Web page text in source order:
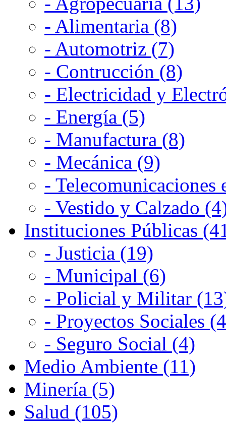
- Alimentaria (8)
- Automotriz (7)
- Contrucción (8)
- Electricidad y
- Energía (5)
- Manufactura (8)
- Mecánica (9)
-
- Vestido y Calzado
Instituciones Públicas
- Justicia (19)
- Municipal (6)
- Policial y Militar
- Proyectos Sociales
- Seguro Social (4)
Medio Ambiente (11)
Minería (5)
Salud (105)